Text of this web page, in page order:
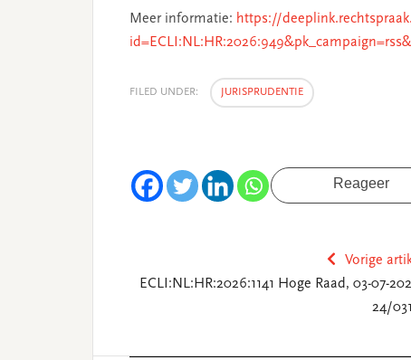
Meer informatie: https://
FILED UNDER: JURISPRUDENTIE
Reageer
Vorige
ECLI:NL:HR:2026:1141 Hoge Raad, 03-07-
24/